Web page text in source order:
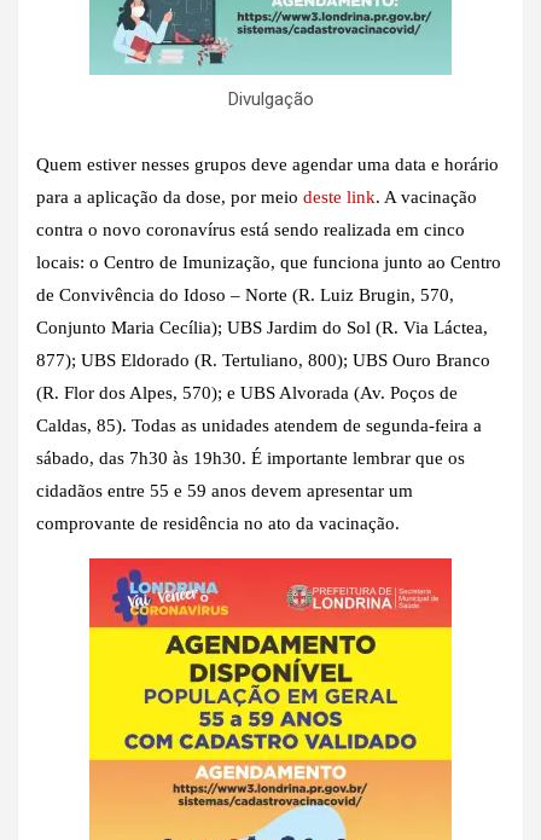
Divulgação
Quem estiver nesses grupos deve agendar uma data e horário
para a aplicação da dose, por meio deste link. A vacinação
contra o novo coronavírus está sendo realizada em cinco
locais: o Centro de Imunização, que funciona junto ao Centro
de Convivência do Idoso – Norte (R. Luiz Brugin, 570,
Conjunto Maria Cecília); UBS Jardim do Sol (R. Via Láctea,
877); UBS Eldorado (R. Tertuliano, 800); UBS Ouro Branco
(R. Flor dos Alpes, 570); e UBS Alvorada (Av. Poços de
Caldas, 85). Todas as unidades atendem de segunda-feira a
sábado, das 7h30 às 19h30. É importante lembrar que os
cidadãos entre 55 e 59 anos devem apresentar um
comprovante de residência no ato da vacinação.